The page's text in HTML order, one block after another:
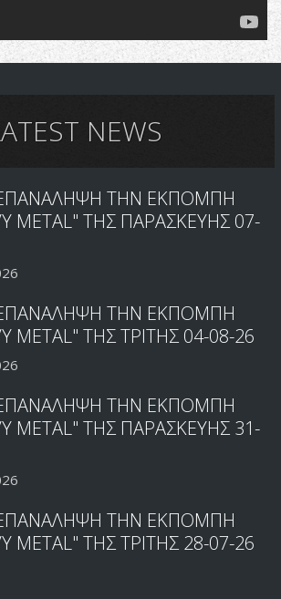
NEWS
ΤΗΝ ΕΚΠΟΜΠΗ
METAL" ΤΗΣ ΠΑΡΑΣΚΕΥΗΣ 07-
ΤΗΝ ΕΚΠΟΜΠΗ
METAL" ΤΗΣ ΤΡΙΤΗΣ 04-08-26
ΤΗΝ ΕΚΠΟΜΠΗ
METAL" ΤΗΣ ΠΑΡΑΣΚΕΥΗΣ 31-
ΤΗΝ ΕΚΠΟΜΠΗ
METAL" ΤΗΣ ΤΡΙΤΗΣ 28-07-26